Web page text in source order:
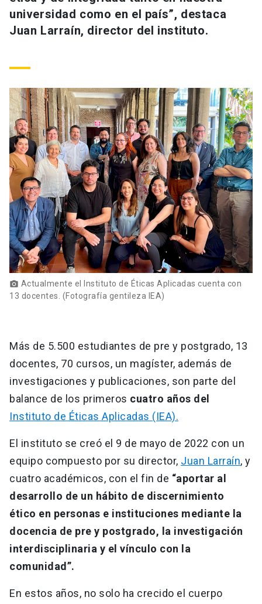
Alumni
Correo UC launch
Medios
Donaciones launch
universidad como en el país”, destaca
Juan Larraín, director del instituto.
photo_camera Actualmente el Instituto de Éticas Aplicadas cuenta con
13 docentes. (Fotografía gentileza IEA)
Más de 5.500 estudiantes de pre y postgrado, 13
docentes, 70 cursos, un magíster, además de
investigaciones y publicaciones, son parte del
balance de los primeros cuatro años del
Instituto de Éticas Aplicadas (IEA).
El instituto se creó el 9 de mayo de 2022 con un
equipo compuesto por su director, Juan Larraín, y
cuatro académicos, con el fin de “aportar al
desarrollo de un hábito de discernimiento
ético en personas e instituciones mediante la
docencia de pre y postgrado, la investigación
interdisciplinaria y el vínculo con la
comunidad”.
En estos años, no solo ha crecido el cuerpo